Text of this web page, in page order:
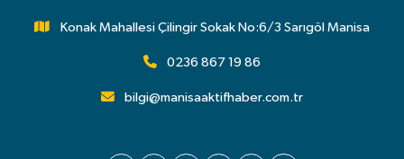
Konak Mahallesi Çilingir Sokak No:6/3 Sarıgöl Manisa
0236 867 19 86
bilgi@manisaaktifhaber.com.tr